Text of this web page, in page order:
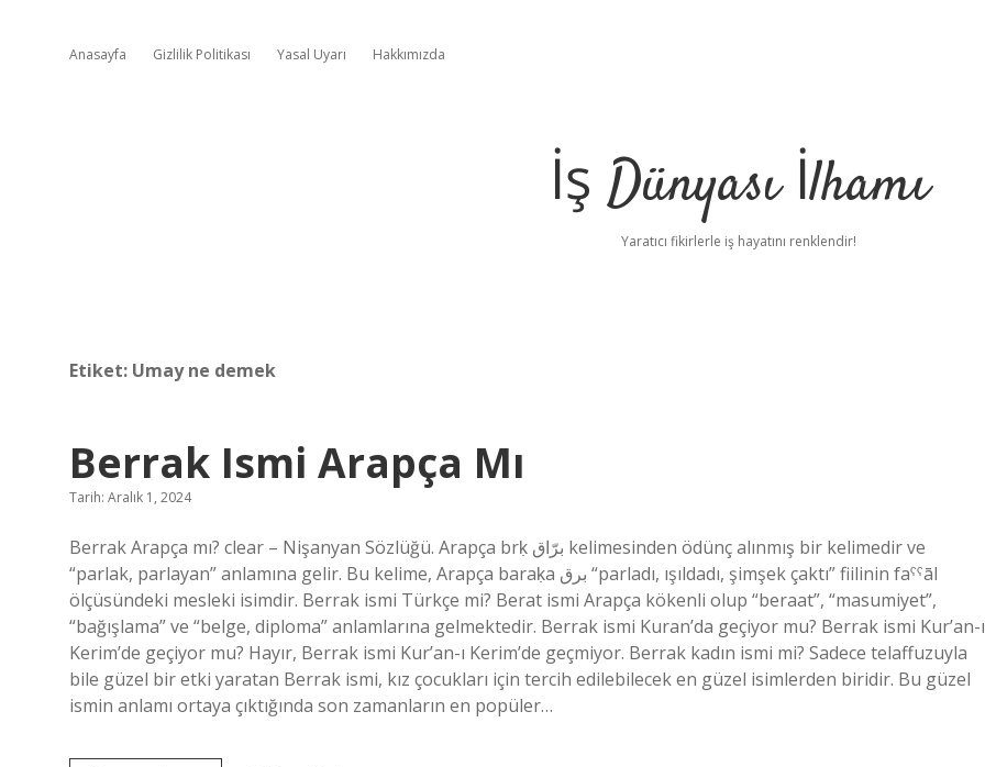
Anasayfa Gizlilik Politikası Yasal Uyarı Hakkımızda
İş Dünyası İlhamı
Yaratıcı fikirlerle iş hayatını renklendir!
Etiket: Umay ne demek
Berrak Ismi Arapça Mı
Tarih: Aralık 1, 2024
Berrak Arapça mı? clear – Nişanyan Sözlüğü. Arapça brḳ برّاق kelimesinden ödünç alınmış bir kelimedir ve
“parlak, parlayan” anlamına gelir. Bu kelime, Arapça baraḳa برق “parladı, ışıldadı, şimşek çaktı” fiilinin faˁˁāl
ölçüsündeki mesleki isimdir. Berrak ismi Türkçe mi? Berat ismi Arapça kökenli olup “beraat”, “masumiyet”,
“bağışlama” ve “belge, diploma” anlamlarına gelmektedir. Berrak ismi Kuran’da geçiyor mu? Berrak ismi Kur’an-ı
Kerim’de geçiyor mu? Hayır, Berrak ismi Kur’an-ı Kerim’de geçmiyor. Berrak kadın ismi mi? Sadece telaffuzuyla
bile güzel bir etki yaratan Berrak ismi, kız çocukları için tercih edilebilecek en güzel isimlerden biridir. Bu güzel
ismin anlamı ortaya çıktığında son zamanların en popüler…